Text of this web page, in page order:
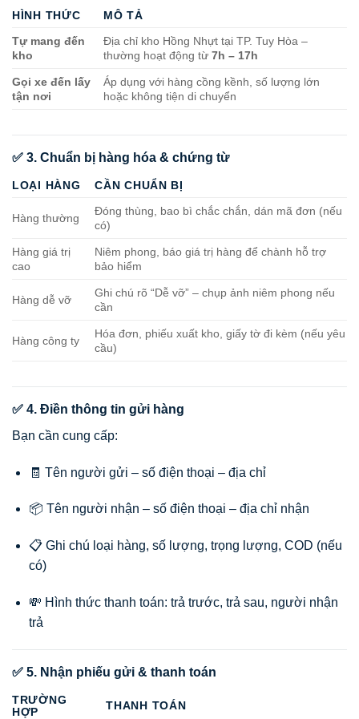
HÌNH THỨC
MÔ TẢ
Tự mang đến
kho
Địa chỉ kho Hồng Nhựt tại TP. Tuy Hòa –
thường hoạt động từ7h – 17h
Gọi xe đến lấy
tận nơi
Áp dụng với hàng cồng kềnh, số lượng lớn
hoặc không tiện di chuyển
✅ 3. Chuẩn bị hàng hóa & chứng từ
LOẠI HÀNG CẦN CHUẨN BỊ
Hàng thường
Đóng thùng, bao bì chắc chắn, dán mã đơn (nếu
có)
Hàng giá trị
cao
Niêm phong, báo giá trị hàng để chành hỗ trợ
bảo hiểm
Hàng dễ vỡ
Ghi chú rõ “Dễ vỡ” – chụp ảnh niêm phong nếu
cần
Hàng công ty
Hóa đơn, phiếu xuất kho, giấy tờ đi kèm (nếu yêu
cầu)
✅ 4. Điền thông tin gửi hàng
Bạn cần cung cấp:
🧾 Tên người gửi – số điện thoại – địa chỉ
📦 Tên người nhận – số điện thoại – địa chỉ nhận
📋 Ghi chú loại hàng, số lượng, trọng lượng, COD (nếu
có)
💸 Hình thức thanh toán: trả trước, trả sau, người nhận
trả
✅ 5. Nhận phiếu gửi & thanh toán
TRƯỜNG
HỢP
THANH TOÁN